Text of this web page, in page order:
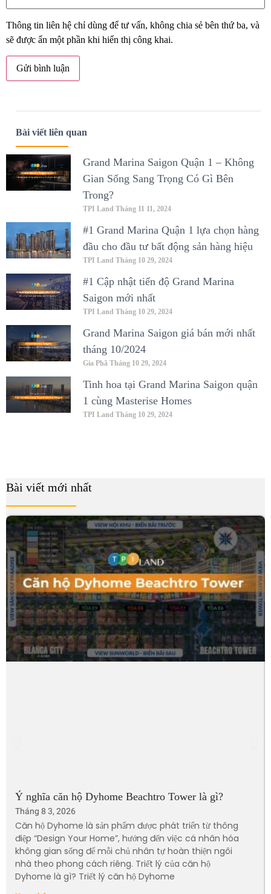
Thông tin liên hệ chỉ dùng để tư vấn, không chia sẻ bên thứ ba, và
sẽ được ẩn một phần khi hiển thị công khai.
Bài viết liên quan
Grand Marina Saigon Quận 1 – Không
Gian Sống Sang Trọng Có Gì Bên
Trong?
TPI Land Tháng 11 11, 2024
#1 Grand Marina Quận 1 lựa chọn hàng
đầu cho đầu tư bất động sản hàng hiệu
TPI Land Tháng 10 29, 2024
#1 Cập nhật tiến độ Grand Marina
Saigon mới nhất
TPI Land Tháng 10 29, 2024
Grand Marina Saigon giá bán mới nhất
tháng 10/2024
Gia Phã Tháng 10 29, 2024
Tinh hoa tại Grand Marina Saigon quận
1 cùng Masterise Homes
TPI Land Tháng 10 29, 2024
Bài viết mới nhất
Ý nghĩa căn hộ Dyhome Beachtro Tower là gì?
Tháng 8 3, 2026
Căn hộ Dyhome là sản phẩm được phát triển từ thông
điệp “Design Your Home”, hướng đến việc cá nhân hóa
không gian sống để mỗi chủ nhân tự hoàn thiện ngôi
nhà theo phong cách riêng. Triết lý của căn hộ
Dyhome là gì? Triết lý căn hộ Dyhome